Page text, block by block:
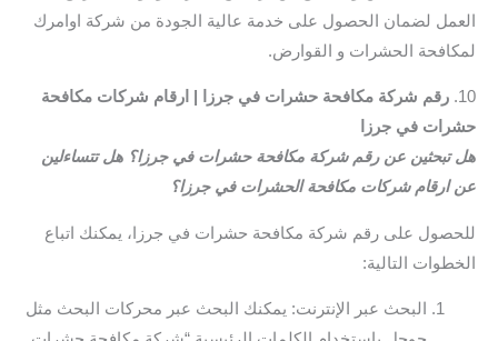
العمل لضمان الحصول على خدمة عالية الجودة من شركة اوامرك
لمكافحة الحشرات و القوارض.
10. رقم شركة مكافحة حشرات في جرزا | ارقام شركات مكافحة
حشرات في جرزا
هل تبحثين عن رقم شركة مكافحة حشرات في جرزا؟ هل تتساءلين
عن ارقام شركات مكافحة الحشرات في جرزا؟
للحصول على رقم شركة مكافحة حشرات في جرزا، يمكنك اتباع
الخطوات التالية:
البحث عبر الإنترنت: يمكنك البحث عبر محركات البحث مثل